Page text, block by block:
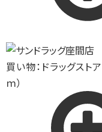
買い物：ドラッグストア
ｍ）